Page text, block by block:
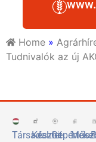
Home »
Tudnivalók az új
Társadalmi
Készlet